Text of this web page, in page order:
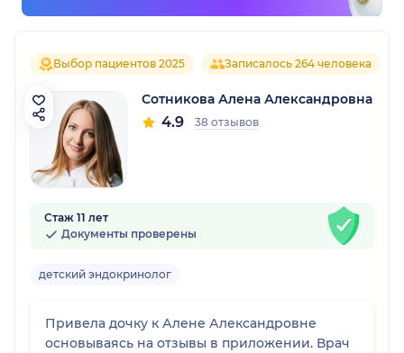
Выбор пациентов 2025 Записалось 264 человека
Сотникова Алена Александровна
4.9 38 отзывов
Стаж 11 лет
Документы проверены
детский эндокринолог
Привела дочку к Алене Александровне
основываясь на отзывы в приложении. Врач